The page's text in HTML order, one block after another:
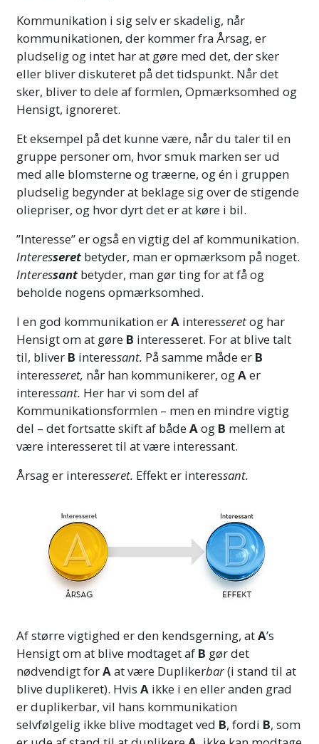
Kommunikation i sig selv er skadelig, når
kommunikationen, der kommer fra Årsag, er
pludselig og intet har at gøre med det, der sker
eller bliver diskuteret på det tidspunkt. Når det
sker, bliver to dele af formlen, Opmærksomhed og
Hensigt, ignoreret.
Et eksempel på det kunne være, når du taler til en
gruppe personer om, hvor smuk marken ser ud
med alle blomsterne og træerne, og én i gruppen
pludselig begynder at beklage sig over de stigende
oliepriser, og hvor dyrt det er at køre i bil.
”Interesse” er også en vigtig del af kommunikation.
Interesseret betyder, man er opmærksom på noget.
Interessant betyder, man gør ting for at få og
beholde nogens opmærksomhed.
I en god kommunikation erA interesseretog har
Hensigt om at gøre B interesseret. For at blive talt
til, bliver B interessant. På samme måde er B
interesseret, når han kommunikerer, ogA er
interessant. Her har vi som del af
Kommunikationsformlen – menen mindre vigtig
del – detfortsatte skift af bådeA og B mellem at
være interesseret til at være interessant.
Årsag er interesseret. Effekt er interessant.
Af større vigtighed er den kendsgerning, atA’s
Hensigt om at blive modtaget af B gør det
nødvendigt forAat være Duplikerbar(i stand til at
blive duplikeret). Hvis A ikke i en eller anden grad
er duplikerbar, vil hans kommunikation
selvfølgelig ikke blive modtaget ved B, fordi B, som